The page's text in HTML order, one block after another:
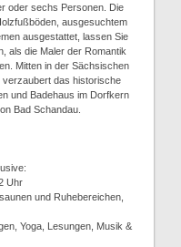
oder sechs Personen. Die
ausgesuchtem
ausgestattet, lassen Sie
als die Maler der Romantik
Mitten in der Sächsischen
verzaubert das historische
und Badehaus im Dorfkern
Bad Schandau.
Uhr
und Ruhebereichen,
Yoga, Lesungen, Musik &